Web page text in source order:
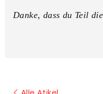
Danke, dass du Teil